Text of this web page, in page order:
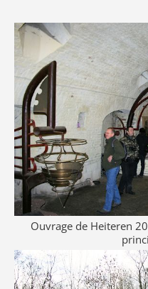
Ouvrage de Heiteren